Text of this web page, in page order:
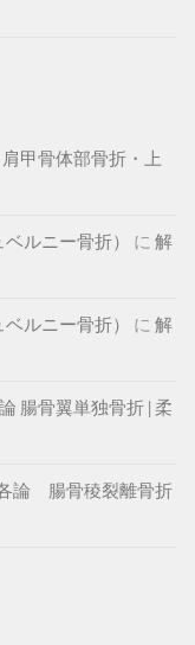
甲骨体部骨折・上
ルニー骨折） に 解
ルニー骨折） に 解
腸骨翼単独骨折 | 柔
論 腸骨稜裂離骨折